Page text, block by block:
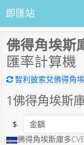
即匯站
佛得角埃斯
匯率計算機
智利披索兌佛得角
1佛得角埃斯
Amount
$
佛得角埃斯庫多